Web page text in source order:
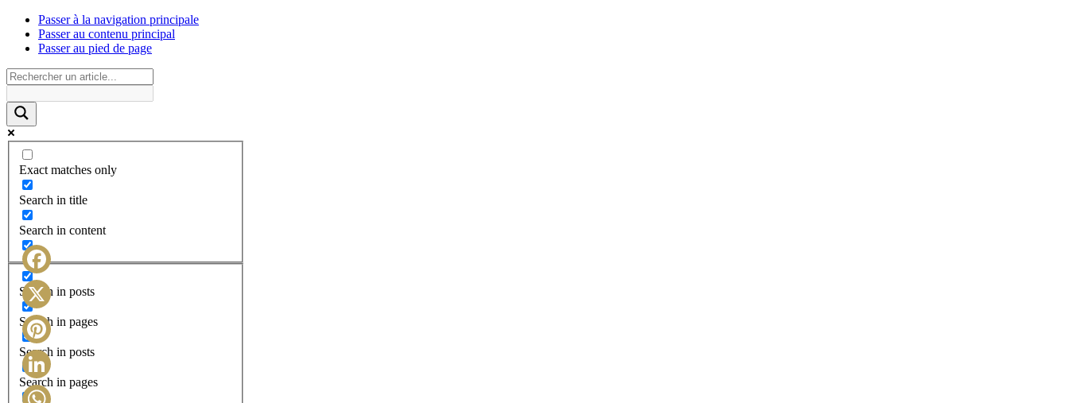
Passer à la navigation principale
Passer au contenu principal
Passer au pied de page
Exact matches only
Search in title
Search in content
Search in posts
Search in pages
Search in posts
Search in pages
Facebook
X
Pinterest
LinkedIn